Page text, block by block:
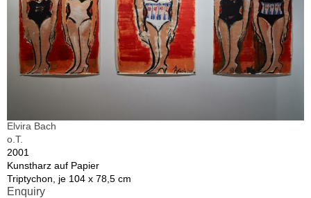
Elvira Bach
o.T.
2001
Kunstharz auf Papier
Triptychon, je 104 x 78,5 cm
Enquiry